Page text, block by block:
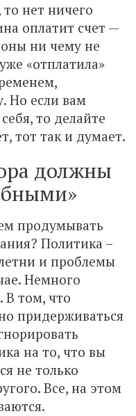
то нет ничего
оплатит счет —
ни чему не
«отплатила»
Но если вам
то делайте
тот так и думает.
должны
продумывать
Политика –
и проблемы
Немного
В том, что
придерживаться
на то, что вы
не только
Все, на этом